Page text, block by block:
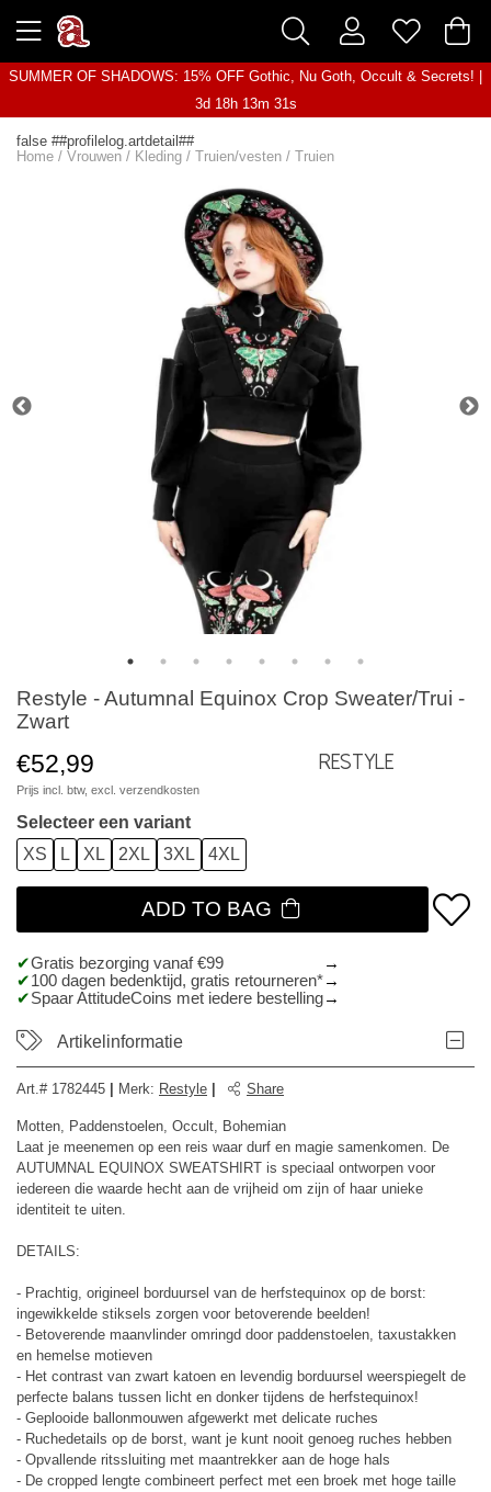
SUMMER OF SHADOWS: 15% OFF Gothic, Nu Goth, Occult & Secrets! |
3d 18h 13m 31s
false ##profilelog.artdetail##
Home / Vrouwen / Kleding / Truien/vesten / Truien
Restyle - Autumnal Equinox Crop Sweater/Trui -
Zwart
€52,99
Prijs incl. btw, excl. verzendkosten
Restyle
Selecteer een variant
XS
L XL 2XL 3XL 4XL
ADD TO BAG
Gratis bezorging vanaf €99
100 dagen bedenktijd, gratis retourneren*
Spaar AttitudeCoins met iedere bestelling
Artikelinformatie
Art.# 1782445 Merk: Restyle Share
Motten, Paddenstoelen, Occult, Bohemian
Laat je meenemen op een reis waar durf en magie samenkomen. De
AUTUMNAL EQUINOX SWEATSHIRT is speciaal ontworpen voor
iedereen die waarde hecht aan de vrijheid om zijn of haar unieke
identiteit te uiten.
DETAILS:
- Prachtig, origineel borduursel van de herfstequinox op de borst:
ingewikkelde stiksels zorgen voor betoverende beelden!
- Betoverende maanvlinder omringd door paddenstoelen, taxustakken
en hemelse motieven
- Het contrast van zwart katoen en levendig borduursel weerspiegelt de
perfecte balans tussen licht en donker tijdens de herfstequinox!
- Geplooide ballonmouwen afgewerkt met delicate ruches
- Ruchedetails op de borst, want je kunt nooit genoeg ruches hebben
- Opvallende ritssluiting met maantrekker aan de hoge hals
- De cropped lengte combineert perfect met een broek met hoge taille